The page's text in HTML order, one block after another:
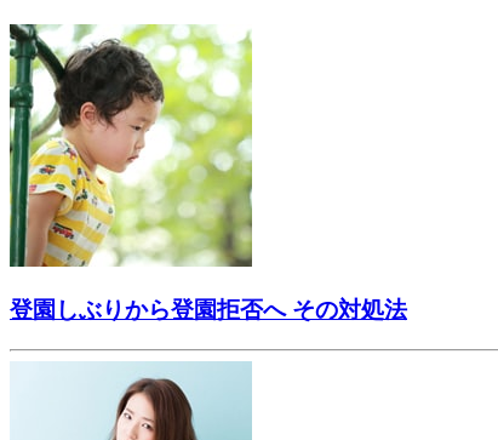
登園しぶりから登園拒否へ その対処法